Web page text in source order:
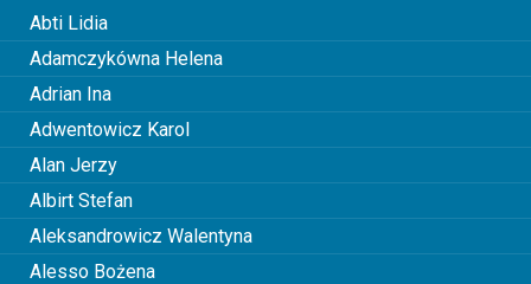
Abti Lidia
Adamczykówna Helena
Adrian Ina
Adwentowicz Karol
Alan Jerzy
Albirt Stefan
Aleksandrowicz Walentyna
Alesso Bożena